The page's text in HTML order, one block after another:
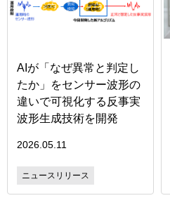
AIが「なぜ異常と判定し
たか」をセンサー波形の
違いで可視化する反事実
波形生成技術を開発
2026.05.11
ニュースリリース